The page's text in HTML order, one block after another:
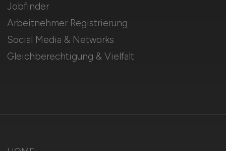
Jobfinder
Arbeitnehmer Registrierung
Social Media & Networks
Gleichberechtigung & Vielfalt